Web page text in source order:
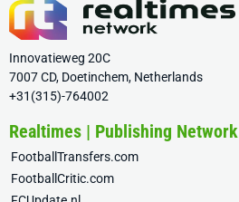
Innovatieweg 20C
7007 CD, Doetinchem, Netherlands
+31(315)-764002
Realtimes | Publishing Network
FootballTransfers.com
FootballCritic.com